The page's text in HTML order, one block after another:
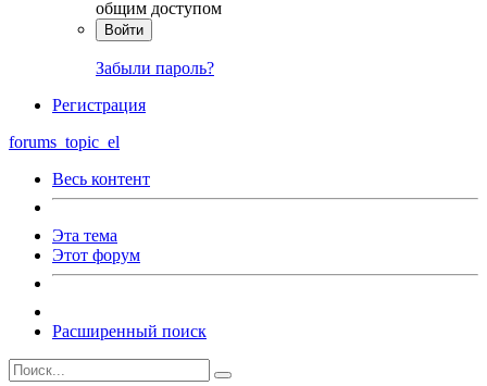
общим доступом
Войти
Забыли пароль?
Регистрация
forums_topic_el
Весь контент
Эта тема
Этот форум
Расширенный поиск